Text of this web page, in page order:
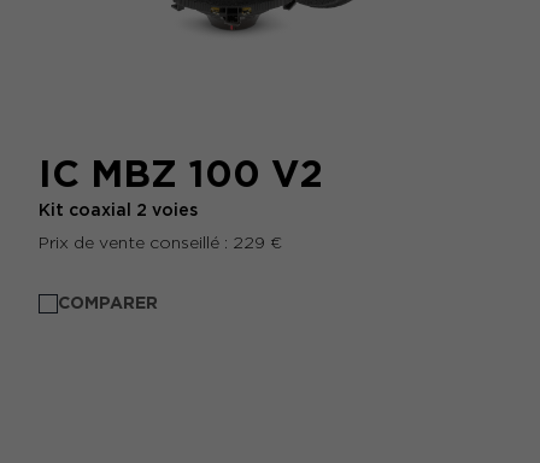
IC MBZ 100 V2
Kit coaxial 2 voies
Prix de vente conseillé : 229 €
COMPARER